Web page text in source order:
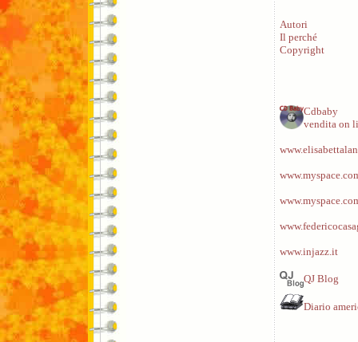
Autori
Il perché
Copyright
Cdbaby
vendita on
www.injazz.it
QJ Blog
Diario